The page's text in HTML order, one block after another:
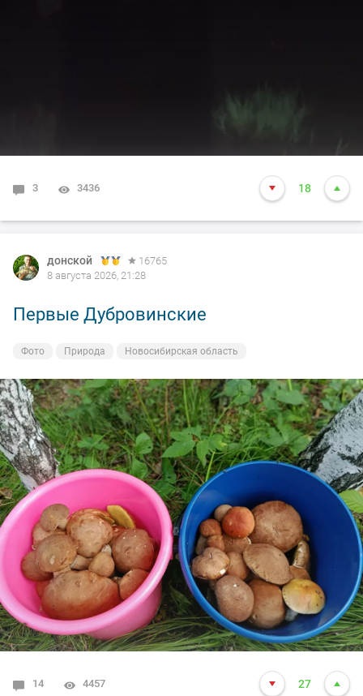
3 3436 18
донской
16765
8 августа 2026, 21:28
Первые Дубровинские
Фото Природа Новосибирская область
14 4457 27